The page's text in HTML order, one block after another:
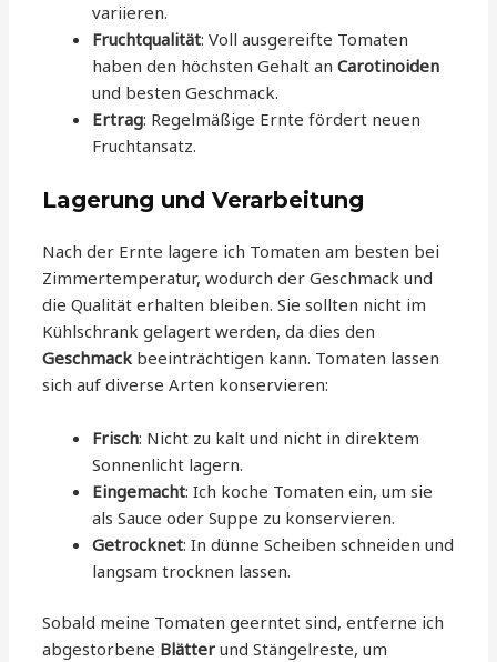
variieren.
Fruchtqualität: Voll ausgereifte Tomaten
haben den höchsten Gehalt anCarotinoiden
und besten Geschmack.
Ertrag: Regelmäßige Ernte fördert neuen
Fruchtansatz.
Lagerung und Verarbeitung
Nach der Ernte lagere ich Tomaten am besten bei
Zimmertemperatur, wodurch der Geschmack und
die Qualität erhalten bleiben. Sie sollten nicht im
Kühlschrank gelagert werden, da dies den
Geschmack beeinträchtigen kann. Tomaten lassen
sich auf diverse Arten konservieren:
Frisch: Nicht zu kalt und nicht in direktem
Sonnenlicht lagern.
Eingemacht: Ich koche Tomaten ein, um sie
als Sauce oder Suppe zu konservieren.
Getrocknet: In dünne Scheiben schneiden und
langsam trocknen lassen.
Sobald meine Tomaten geerntet sind, entferne ich
abgestorbene Blätter und Stängelreste, um